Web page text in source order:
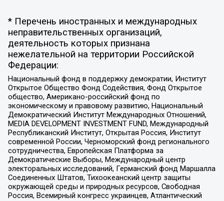
* Перечень иностранных и международных
неправительственных организаций,
деятельность которых признана
нежелательной на территории Российской
Федерации:
Национальный фонд в поддержку демократии, Институт
Открытое Общество Фонд Содействия, Фонд Открытое
общество, Американо-российский фонд по
экономическому и правовому развитию, Национальный
Демократический Институт Международных Отношений,
MEDIA DEVELOPMENT INVESTMENT FUND, Международный
Республиканский Институт, Открытая Россия, Институт
современной России, Черноморский фонд регионального
сотрудничества, Европейская Платформа за
Демократические Выборы, Международный центр
электоральных исследований, Германский фонд Маршалла
Соединенных Штатов, Тихоокеанский центр защиты
окружающей среды и природных ресурсов, Свободная
Россия, Всемирный конгресс украинцев, Атлантический